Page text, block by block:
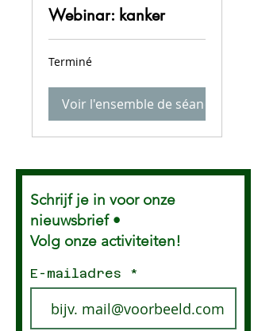
Webinar: kanker
Terminé
Voir l'ensemble de séances
Schrijf je in voor onze
nieuwsbrief •
Volg onze activiteiten!
E-mailadres